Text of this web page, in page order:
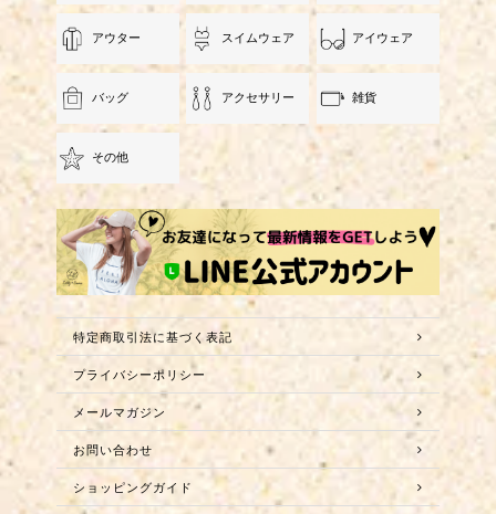
アウター スイムウェア アイウェア
バッグ アクセサリー 雑貨
その他
特定商取引法に基づく表記
プライバシーポリシー
メールマガジン
お問い合わせ
ショッピングガイド